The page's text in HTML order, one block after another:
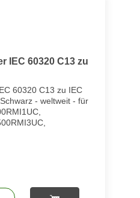
IEC 60320 C13 zu
60320 C13 zu IEC
- weltweit - für